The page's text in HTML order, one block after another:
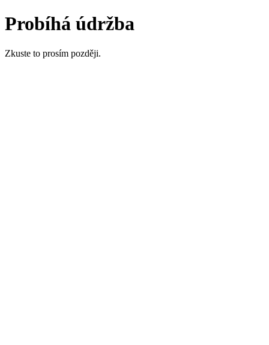
Probíhá údržba
Zkuste to prosím později.